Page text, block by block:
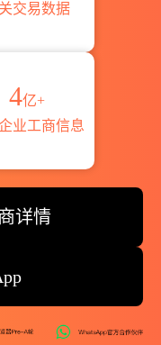
交易数据
4亿+
业工商信息
详情